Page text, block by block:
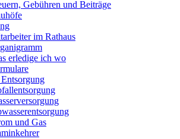
Gebühren und Beiträge
im Rathaus
erledige ich wo
und Gas